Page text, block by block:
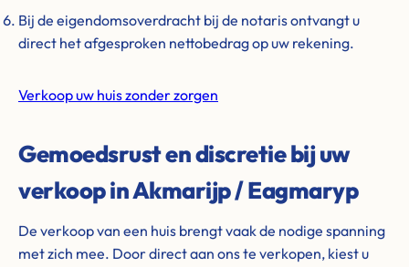
Bij de eigendomsoverdracht bij de notaris ontvangt u
direct het afgesproken nettobedrag op uw rekening.
Verkoop uw huis zonder zorgen
Gemoedsrust en discretie bij uw
verkoop in Akmarijp / Eagmaryp
De verkoop van een huis brengt vaak de nodige spanning
met zich mee. Door direct aan ons te verkopen, kiest u